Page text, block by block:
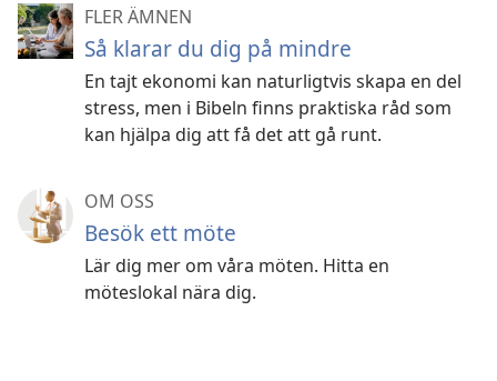
FLER ÄMNEN
Så klarar du dig på mindre
En tajt ekonomi kan naturligtvis skapa en del
stress, men i Bibeln finns praktiska råd som
kan hjälpa dig att få det att gå runt.
OM OSS
Besök ett möte
Lär dig mer om våra möten. Hitta en
möteslokal nära dig.